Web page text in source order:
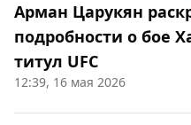
Арман Царукян
подробности о бое
титул UFC
12:39, 16 мая 2026